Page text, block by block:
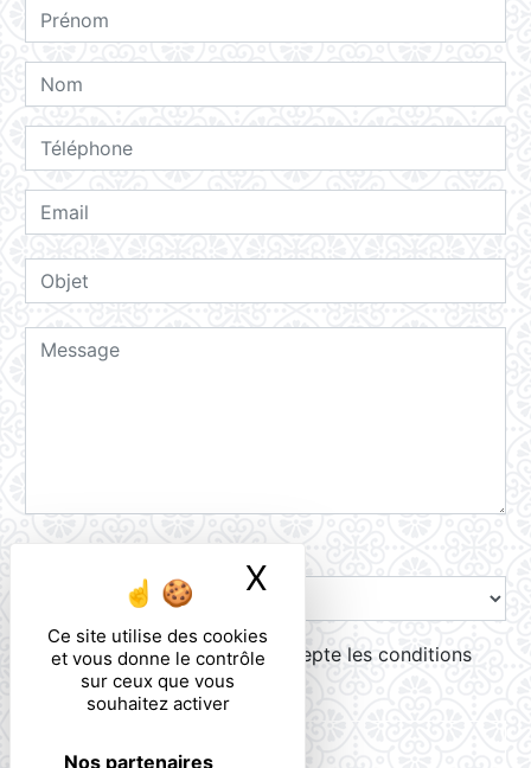
Ce site utilise des cookies
et vous donne le contrôle
sur ceux que vous
souhaitez activer
Nos partenaires
X Masquer le
En cochant cette case, j'accepte les conditions
particulières ci-dessous **